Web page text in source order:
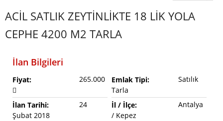
ACİL SATLIK ZEYTİNLİKTE 18 LİK YOLA
CEPHE 4200 M2 TARLA
İlan Bilgileri
Fiyat: 265.000 Emlak Tipi:
Satılık
Tarla
İlan Tarihi:
24
Şubat 2018
İl / İlçe:
Antalya
/ Kepez